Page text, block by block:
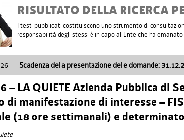
RISULTATO DELLA RICERCA
I testi pubblicati costituiscono uno strumento di
responsabilità degli stessi è in capo all'Ente che ha emanato
- Scadenza della presentazione delle domande:
– LA QUIETE Azienda Pubblica di
di manifestazione di interesse –
(18 ore settimanali) e determinato